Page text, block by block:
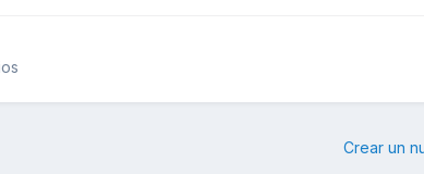
Crear un